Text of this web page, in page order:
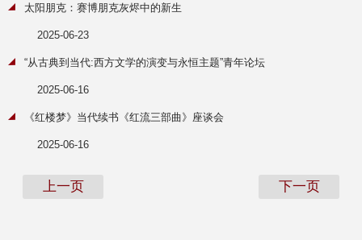
太阳朋克：赛博朋克灰烬中的新生
2025-06-23
“从古典到当代:西方文学的演变与永恒主题”青年论坛
2025-06-16
《红楼梦》当代续书《红流三部曲》座谈会
2025-06-16
上一页 下一页